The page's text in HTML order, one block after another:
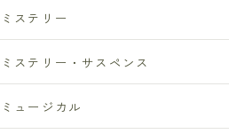
ミステリー
ミステリー・サスペンス
ミュージカル